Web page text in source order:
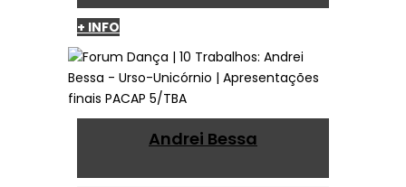
+ INFO
Andrei Bessa